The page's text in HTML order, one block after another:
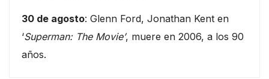
30 de agosto: Glenn Ford, Jonathan Kent en
‘Superman: The Movie’, muere en 2006, a los 90
años.